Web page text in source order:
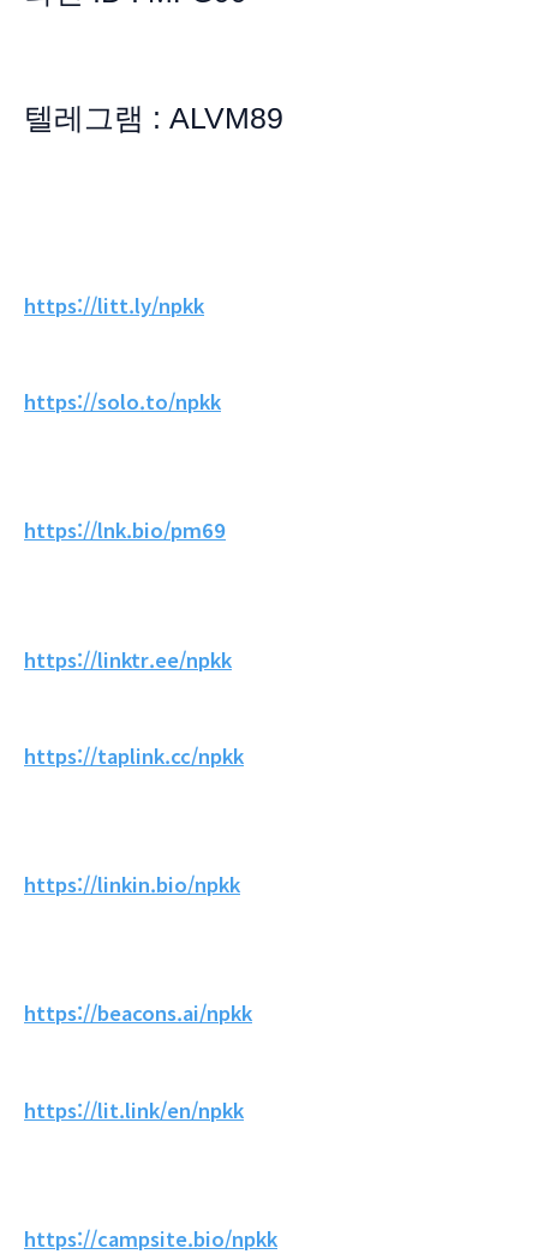
텔레그램 : ALVM89
https://litt.ly/npkk
https://solo.to/npkk
https://lnk.bio/pm69
https://linktr.ee/npkk
https://taplink.cc/npkk
https://linkin.bio/npkk
https://beacons.ai/npkk
https://lit.link/en/npkk
https://campsite.bio/npkk